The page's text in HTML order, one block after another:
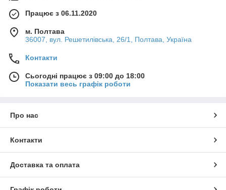
Працює з 06.11.2020
м. Полтава
36007, вул. Решетилівська, 26/1, Полтава, Україна
Контакти
Сьогодні працює з 09:00 до 18:00
Показати весь графік роботи
Про нас
Контакти
Доставка та оплата